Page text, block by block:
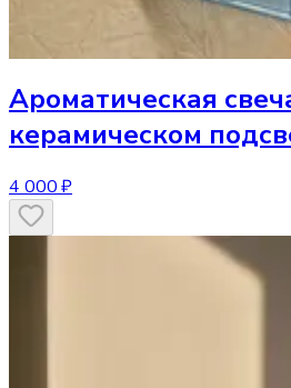
Ароматическая
керамическом
4 000 ₽